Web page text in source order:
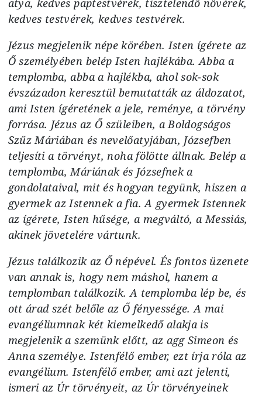
kedves testvérek, kedves testvérek.
Jézus megjelenik népe körében. Isten ígérete az
Ő személyében belép Isten hajlékába. Abba a
templomba, abba a hajlékba, ahol sok-sok
évszázadon keresztül bemutatták az áldozatot,
ami Isten ígéretének a jele, reménye, a törvény
forrása. Jézus az Ő szüleiben, a Boldogságos
Szűz Máriában és nevelőatyjában, Józsefben
teljesíti a törvényt, noha fölötte állnak. Belép a
templomba, Máriának és Józsefnek a
gondolataival, mit és hogyan tegyünk, hiszen a
gyermek az Istennek a fia. A gyermek Istennek
az ígérete, Isten hűsége, a megváltó, a Messiás,
akinek jövetelére vártunk.
Jézus találkozik az Ő népével. És fontos üzenete
van annak is, hogy nem máshol, hanem a
templomban találkozik. A templomba lép be, és
ott árad szét belőle az Ő fényessége. A mai
evangéliumnak két kiemelkedő alakja is
megjelenik a szemünk előtt, az agg Simeon és
Anna személye. Istenfélő ember, ezt írja róla az
evangélium. Istenfélő ember, ami azt jelenti,
ismeri az Úr törvényeit, az Úr törvényeinek